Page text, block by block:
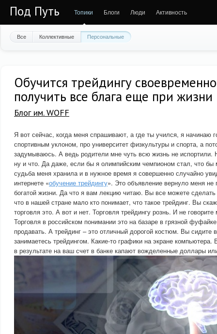
Под Путь Топики Блоги Люди Активность
Все Коллективные Персональные
Обучится трейдингу
получить все блага еще при жизни
Блог им. WOFF
Я вот сейчас, когда меня спрашивают, а где ты учился, я начинаю
спортивным уклоном, про университет физкультуры и спорта, а
задумываюсь. А ведь родители мне чуть всю жизнь не
ну и что. Да даже, если бы я олимпийским чемпионом стал, что бы
судьба меня хранила и в нужное время я совершенно случайно
интернете «обучение трейдингу». Это объявление вернуло меня
богатой жизни. Да что я вам лекцию читаю. Вы все можете
что в нашей стране мало кто понимает, что такое трейдинг. Вы
торговля это. А вот и нет. Торговля трейдингу рознь. И не
Торговля в российском понимании это на базаре в грязной
продавать. А трейдинг – это отличный дорогой костюм. Вы сидите
занимаетесь трейдингом. Какие-то графики на экране
в результате на ваш счет в банке капают вожделенные доллары